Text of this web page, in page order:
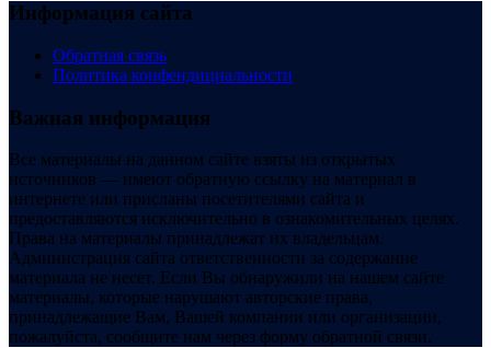
Информация сайта
Обратная связь
Политика конфендициальности
Важная информация
Все материалы на данном сайте взяты из открытых
источников — имеют обратную ссылку на материал в
интернете или присланы посетителями сайта и
предоставляются исключительно в ознакомительных целях.
Права на материалы принадлежат их владельцам.
Администрация сайта ответственности за содержание
материала не несет. Если Вы обнаружили на нашем сайте
материалы, которые нарушают авторские права,
принадлежащие Вам, Вашей компании или организации,
пожалуйста, сообщите нам через форму обратной связи.